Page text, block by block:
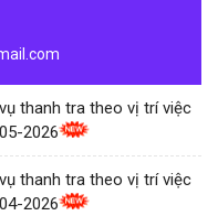
thanh tra theo vị trí việc
2026
thanh tra theo vị trí việc
2026